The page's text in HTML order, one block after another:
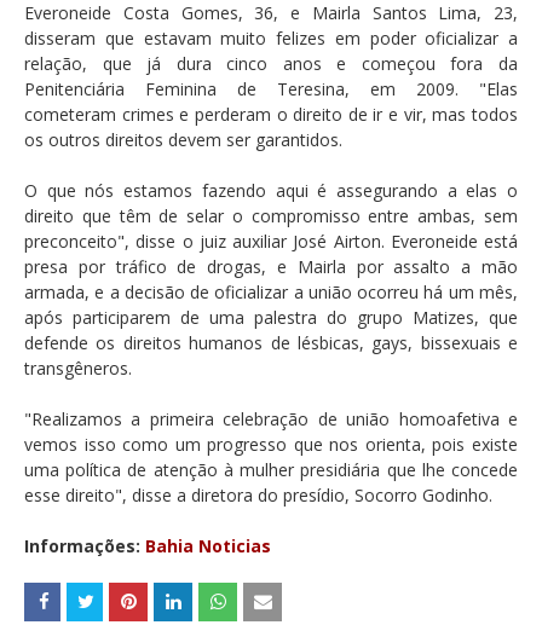
Everoneide Costa Gomes, 36, e Mairla Santos Lima, 23,
disseram que estavam muito felizes em poder oficializar a
relação, que já dura cinco anos e começou fora da
Penitenciária Feminina de Teresina, em 2009. "Elas
cometeram crimes e perderam o direito de ir e vir, mas todos
os outros direitos devem ser garantidos.
O que nós estamos fazendo aqui é assegurando a elas o
direito que têm de selar o compromisso entre ambas, sem
preconceito", disse o juiz auxiliar José Airton. Everoneide está
presa por tráfico de drogas, e Mairla por assalto a mão
armada, e a decisão de oficializar a união ocorreu há um mês,
após participarem de uma palestra do grupo Matizes, que
defende os direitos humanos de lésbicas, gays, bissexuais e
transgêneros.
"Realizamos a primeira celebração de união homoafetiva e
vemos isso como um progresso que nos orienta, pois existe
uma política de atenção à mulher presidiária que lhe concede
esse direito", disse a diretora do presídio, Socorro Godinho.
Informações: Bahia Noticias